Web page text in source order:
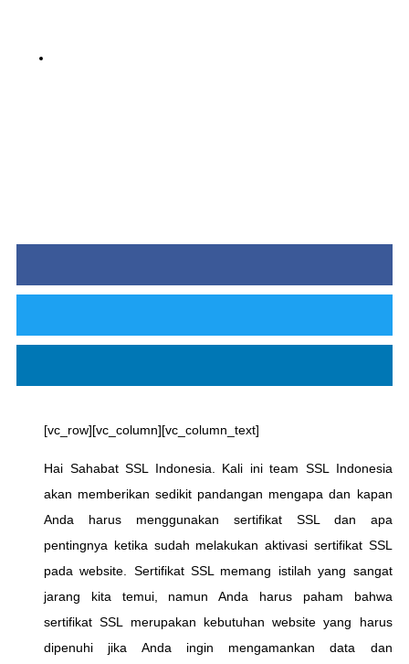
[vc_row][vc_column][vc_column_text]
Hai Sahabat SSL Indonesia. Kali ini team SSL Indonesia
akan memberikan sedikit pandangan mengapa dan kapan
Anda harus menggunakan sertifikat SSL dan apa
pentingnya ketika sudah melakukan aktivasi sertifikat SSL
pada website. Sertifikat SSL memang istilah yang sangat
jarang kita temui, namun Anda harus paham bahwa
sertifikat SSL merupakan kebutuhan website yang harus
dipenuhi jika Anda ingin mengamankan data dan